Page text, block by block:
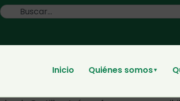
Inicio Quiénes somos▼